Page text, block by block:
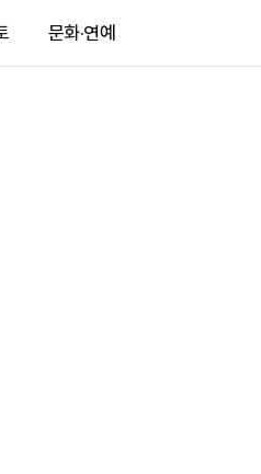
문화·연예